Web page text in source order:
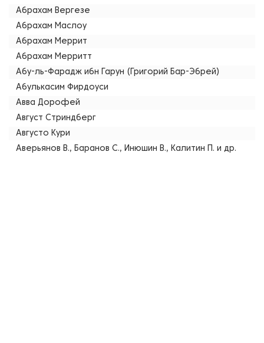
Абрахам Вергезе
Абрахам Маслоу
Абрахам Меррит
Абрахам Мерритт
Абу-ль-Фарадж ибн Гарун (Григорий Бар-Эбрей)
Абулькасим Фирдоуси
Авва Дорофей
Август Стриндберг
Августо Кури
Аверьянов В., Баранов С., Инюшин В., Калитин П. и др.